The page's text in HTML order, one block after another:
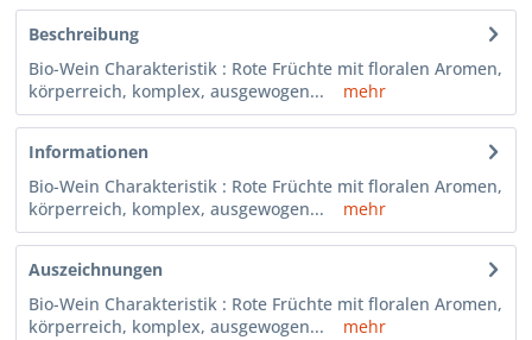
Beschreibung
Bio-Wein Charakteristik : Rote Früchte mit floralen Aromen,
körperreich, komplex, ausgewogen...
mehr
Informationen
Bio-Wein Charakteristik : Rote Früchte mit floralen Aromen,
körperreich, komplex, ausgewogen...
mehr
Auszeichnungen
Bio-Wein Charakteristik : Rote Früchte mit floralen Aromen,
körperreich, komplex, ausgewogen...
mehr